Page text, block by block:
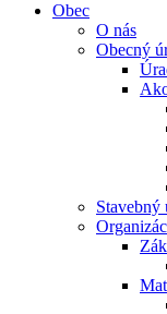
Obec
O nás
Obecný
Stavebný